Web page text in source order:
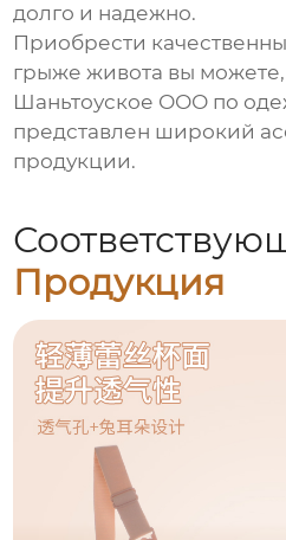
долго и надежно.
Приобрести
грыже живота вы
Шаньтоуское ООО по
представлен широкий
продукции.
Продукция